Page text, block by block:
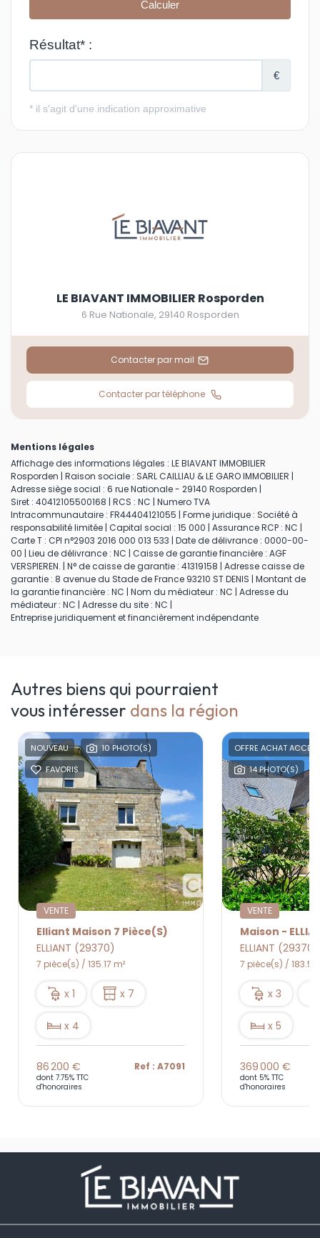
LE BIAVANT IMMOBILIER Rosporden
6 Rue Nationale, 29140 Rosporden
Contacter par mail
Contacter par téléphone
Mentions légales
Affichage des informations légales : LE BIAVANT IMMOBILIER
Rosporden | Raison sociale : SARL CAILLIAU & LE GARO IMMOBILIER |
Adresse siège social : 6 rue Nationale - 29140 Rosporden |
Siret : 40412105500168 | RCS : NC | Numero TVA
Intracommunautaire : FR44404121055 | Forme juridique : Société à
responsabilité limitée | Capital social : 15 000 | Assurance RCP : NC |
Carte T : CPI n°2903 2016 000 013 533 | Date de délivrance : 0000-00-
00 | Lieu de délivrance : NC | Caisse de garantie financière : AGF
VERSPIEREN. | N° de caisse de garantie : 41319158 | Adresse caisse de
garantie : 8 avenue du Stade de France 93210 ST DENIS | Montant de
la garantie financière : NC | Nom du médiateur : NC | Adresse du
médiateur : NC | Adresse du site : NC |
Entreprise juridiquement et financièrement indépendante
Autres biens qui pourraient
vous intéresser dans la région
NOUVEAU
10 PHOTO(S)
FAVORIS
VENTE
Elliant Maison 7 Pièce(s)
ELLIANT (29370)
7 pièce(s) / 135.17 m²
x 1 x 7
x 4
86 200 €
dont 7.75% TTC
d'honoraires
Ref : A7091
OFFRE ACHAT
14 PHOTO(S)
VENTE
Maison -
ELLIANT (29370)
7 pièce(s) / 183.54
x 3
x 5
369 000 €
dont 5% TTC
d'honoraires